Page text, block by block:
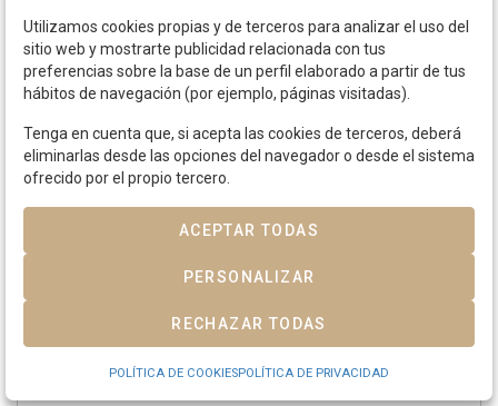
Precio salida25 €
VENDIDO POR30 €
VENDIDO
Utilizamos cookies propias y de terceros para analizar el uso del
sitio web y mostrarte publicidad relacionada con tus
preferencias sobre la base de un perfil elaborado a partir de tus
hábitos de navegación (por ejemplo, páginas visitadas).
Tenga en cuenta que, si acepta las cookies de terceros, deberá
eliminarlas desde las opciones del navegador o desde el sistema
ofrecido por el propio tercero.
ACEPTAR TODAS
PERSONALIZAR
RECHAZAR TODAS
POLÍTICA DE COOKIESPOLÍTICA DE PRIVACIDAD